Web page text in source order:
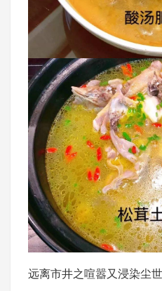
远离市井之喧嚣又浸染尘